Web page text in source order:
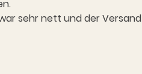
sehr nett und der Versand